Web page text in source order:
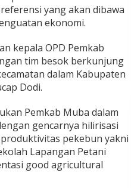
yang akan dibawa
ekonomi.
kepala OPD Pemkab
tim besok berkunjung
dalam Kabupaten
Dodi.
Pemkab Muba dalam
gencarnya hilirisasi
pekebun yakni
Lapangan Petani
good agricultural